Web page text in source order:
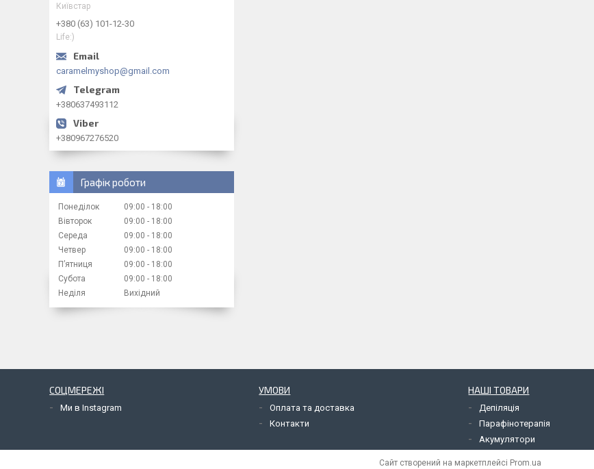
Київстар
+380 (63) 101-12-30
Life:)
caramelmyshop@gmail.com
+380637493112
+380967276520
Графік роботи
Понеділок 09:00
18:00
Вівторок
09:00
18:00
Середа
09:00
18:00
Четвер
09:00
18:00
Пʼятниця
09:00
18:00
Субота
09:00
18:00
Неділя
Вихідний
СОЦМЕРЕЖІ
Ми в Instagram
УМОВИ
Оплата та доставка
Контакти
НАШІ ТОВАРИ
Депіляція
Парафінотерапія
Акумулятори
Сайт створений на маркетплейсі Prom.ua